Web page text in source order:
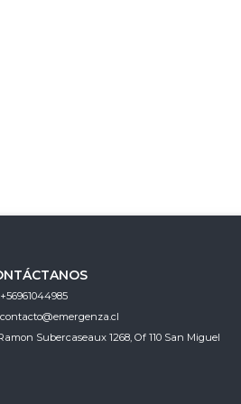
+56961044985
contacto@emergenza.cl
Subercaseaux 1268, Of 110 San Miguel